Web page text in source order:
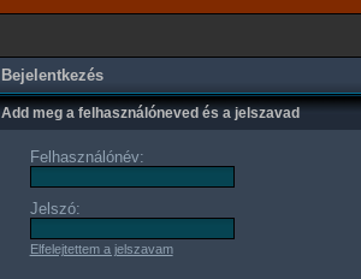
Bejelentkezés
Add meg a felhasználóneved és a jelszavad
Felhasználónév:
Jelszó:
Elfelejtettem a jelszavam